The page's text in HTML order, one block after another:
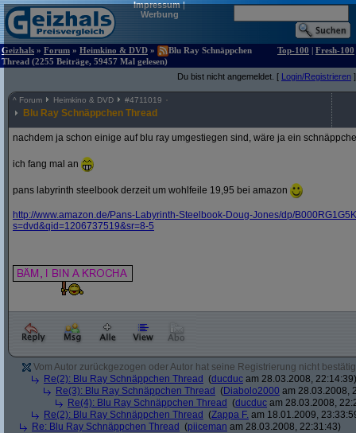
Impressum|
Werbung
Geizhals » Forum » Heimkino & DVD »
Blu Ray Schnäppchen
Thread (2255 Beiträge, 59457 Mal gelesen)
Top-100 | Fresh-100
Du bist nicht angemeldet. [ Login/Registrieren ]
^ Forum Heimkino & DVD #4711019
Blu Ray Schnäppchen Thread
nachdem ja schon einige auf blu ray umgestiegen sind, wäre ja ein
ich fang mal an
pans labyrinth steelbook derzeit um wohlfeile 19,95 bei amazon
http://www.amazon.de/Pans-Labyrinth-Steelbook-Doug-Jones/dp/
s=dvd&qid=1206737519&sr=8-5
Vom Autor zurückgezogen oder Autor hat seine Registrierung nicht
Re(2): Blu Ray Schnäppchen Thread (ducduc am 28.03.2008, 22:14:39)
Re(3): Blu Ray Schnäppchen Thread (Diabolo2000 am 28.03.2008,
Re(4): Blu Ray Schnäppchen Thread (ducduc am 28.03.2008,
Re(2): Blu Ray Schnäppchen Thread (Zappa F. am 18.01.2009,
Re: Blu Ray Schnäppchen Thread (piiceman am 28.03.2008, 22:31:43)